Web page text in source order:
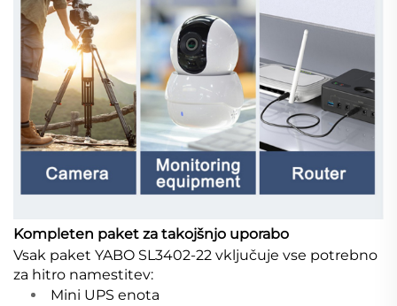
Kompleten paket za takojšnjo uporabo
Vsak paket YABO SL3402-22 vključuje vse potrebno
za hitro namestitev:
Mini UPS enota